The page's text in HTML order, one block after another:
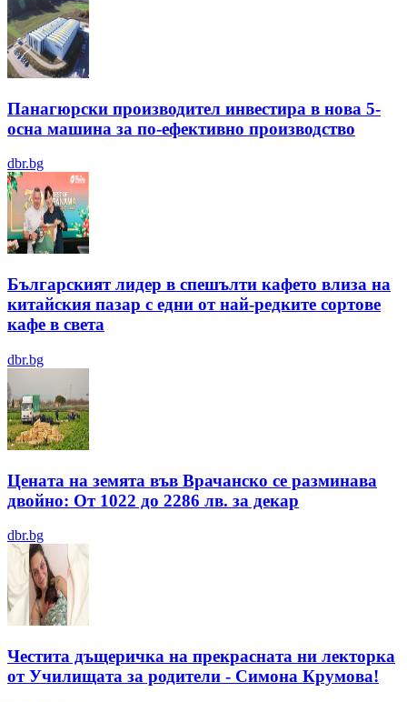
Панагюрски производител инвестира в нова 5-
осна машина за по-ефективно производство
dbr.bg
Българският лидер в спешълти кафето влиза на
китайския пазар с едни от най-редките сортове
кафе в света
dbr.bg
Цената на земята във Врачанско се разминава
двойно: От 1022 до 2286 лв. за декар
dbr.bg
Честита дъщеричка на прекрасната ни лекторка
от Училищата за родители - Симона Крумова!